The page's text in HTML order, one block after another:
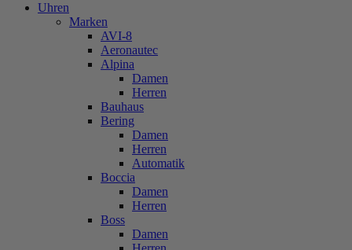
Uhren
Marken
AVI-8
Aeronautec
Alpina
Damen
Herren
Bauhaus
Bering
Damen
Herren
Automatik
Boccia
Damen
Herren
Boss
Damen